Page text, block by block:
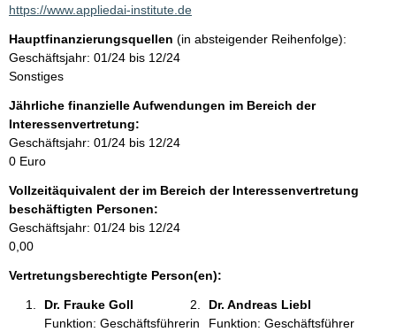
a
t
i
n
f
o
r
m
t
i
o
n
e
https://www.appliedai-institute.de
Hauptfinanzierungsquellen (in absteigender Reihenfolge):
Geschäftsjahr: 01/24 bis 12/24
Sonstiges
Jährliche finanzielle Aufwendungen im Bereich der
Interessenvertretung:
Geschäftsjahr: 01/24 bis 12/24
0 Euro
Vollzeitäquivalent der im Bereich der Interessenvertretung
beschäftigten Personen:
Geschäftsjahr: 01/24 bis 12/24
0,00
Vertretungsberechtigte Person(en):
Dr. Frauke Goll
Funktion: Geschäftsführerin
Dr. Andreas Liebl
Funktion: Geschäftsführer